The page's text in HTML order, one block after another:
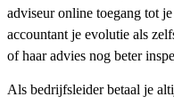
adviseur online toegang tot
accountant je evolutie als
of haar advies nog beter
Als bedrijfsleider betaal je